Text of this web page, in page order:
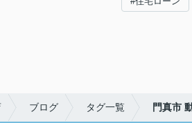
ブログ タグ一覧 門真市